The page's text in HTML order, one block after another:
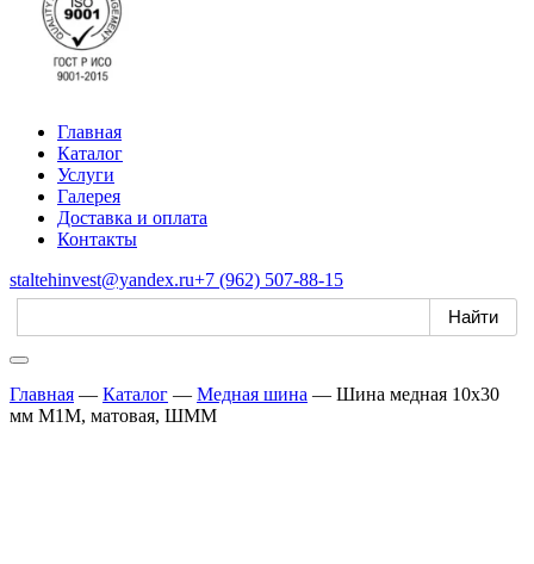
Главная
Каталог
Услуги
Галерея
Доставка и оплата
Контакты
staltehinvest@yandex.ru+7 (962) 507-88-15
Главная — Каталог — Медная шина — Шина медная 10х30
мм М1М, матовая, ШММ